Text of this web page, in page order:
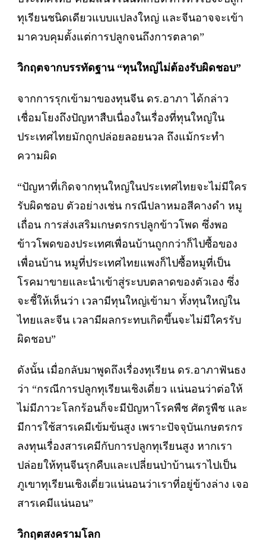
ทุเรียนชนิดเดียวแบบแปลงใหญ่ และจีนอาจจะเข้า
มาควบคุมตั้งแต่การปลูกจนถึงการตลาด”
วิกฤตจากบรรทัดฐาน “ทุนใหญ่ไม่ต้องรับผิดชอบ”
จากการรุกเข้ามาของทุนจีน ดร.อาภา ได้กล่าว
เชื่อมโยงถึงปัญหาสืบเนื่องในเรื่องที่ทุนใหญ่ใน
ประเทศไทยมักถูกปล่อยลอยนวล ถึงแม้กระทำ
ความผิด
“ปัญหาที่เกิดจากทุนใหญ่ในประเทศไทยจะไม่มีใคร
รับผิดชอบ ตัวอย่างเช่น กรณีปลาหมอสีคางดำ หมู
เถื่อน การส่งเสริมเกษตรกรปลูกข้าวโพด ซึ่งพอ
ข้าวโพดของประเทศเพื่อนบ้านถูกกว่าก็ไปซื้อของ
เพื่อนบ้าน หมูที่ประเทศไทยแพงก็ไปซื้อหมูที่เป็น
โรคมาขายและนำเข้าสู่ระบบตลาดของตัวเอง ซึ่ง
จะชี้ให้เห็นว่า เวลามีทุนใหญ่เข้ามา ทั้งทุนใหญ่ใน
ไทยและจีน เวลามีผลกระทบเกิดขึ้นจะไม่มีใครรับ
ผิดชอบ”
ดังนั้น เมื่อกลับมาพูดถึงเรื่องทุเรียน ดร.อาภาฟันธง
ว่า “กรณีการปลูกทุเรียนเชิงเดี่ยว แน่นอนว่าต่อให้
ไม่มีภาวะโลกร้อนก็จะมีปัญหาโรคพืช ศัตรูพืช และ
มีการใช้สารเคมีเข้มข้นสูง เพราะปัจจุบันเกษตรกร
ลงทุนเรื่องสารเคมีกับการปลูกทุเรียนสูง หากเรา
ปล่อยให้ทุนจีนรุกคืบและเปลี่ยนป่าบ้านเราไปเป็น
ภูเขาทุเรียนเชิงเดี่ยวแน่นอนว่าเราที่อยู่ข้างล่าง เจอ
สารเคมีแน่นอน”
วิกฤตสงครามโลก